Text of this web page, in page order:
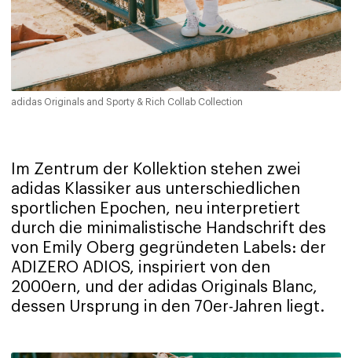
adidas Originals and Sporty & Rich Collab Collection
Im Zentrum der Kollektion stehen zwei
adidas Klassiker aus unterschiedlichen
sportlichen Epochen, neu interpretiert
durch die minimalistische Handschrift des
von Emily Oberg gegründeten Labels: der
ADIZERO ADIOS, inspiriert von den
2000ern, und der adidas Originals Blanc,
dessen Ursprung in den 70er-Jahren liegt.